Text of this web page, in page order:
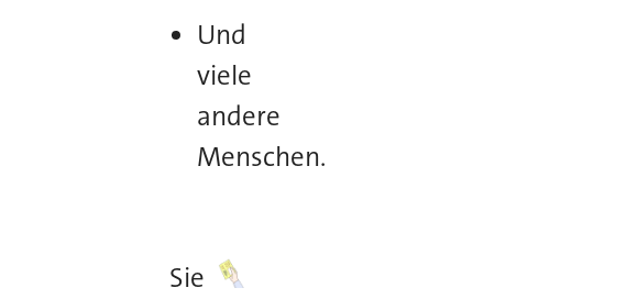
Und
viele
andere
Menschen.
Sie